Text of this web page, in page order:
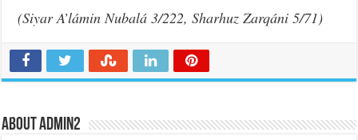
(Siyar A’lámin Nubalá 3/222, Sharhuz Zarqáni 5/71)
About admin2